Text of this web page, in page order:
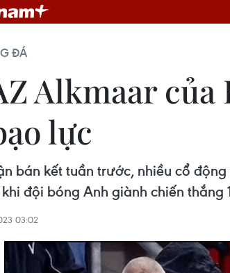
ĐÁ
Alkmaar
lực
bán kết tuần trước, nhiều cổ
đội bóng Anh giành chiến
03:02